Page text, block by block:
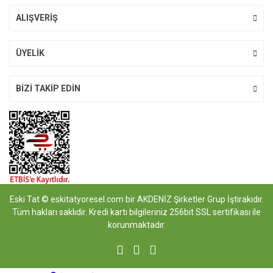
Nefis bir ürün teşekkürler hizmet için
Yorum Yaz
ALIŞVERİŞ
ÜYELİK
BİZİ TAKİP EDİN
Eski Tat © eskitatyoresel.com bir AKDENİZ Şirketler Grup İştirakıdır.
Tüm hakları saklıdır. Kredi kartı bilgileriniz 256bit SSL sertifikası ile
korunmaktadır.